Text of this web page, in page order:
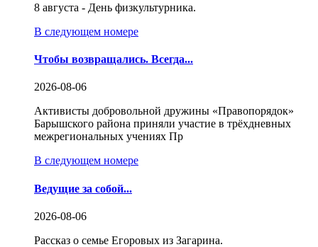
8 августа - День физкультурника.
В следующем номере
Чтобы возвращались. Всегда...
2026-08-06
Активисты добровольной дружины «Правопорядок»
Барышского района приняли участие в трёхдневных
межрегиональных учениях Пр
В следующем номере
Ведущие за собой...
2026-08-06
Рассказ о семье Егоровых из Загарина.